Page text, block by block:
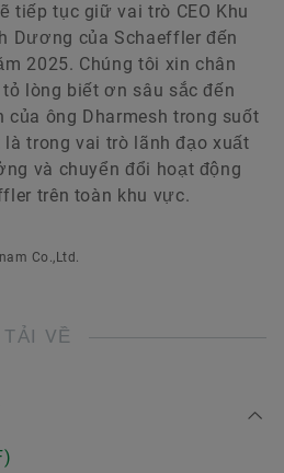
tiếp tục giữ vai trò CEO Khu
Dương của Schaeffler đến
2025. Chúng tôi xin chân
lòng biết ơn sâu sắc đến
ông Dharmesh trong suốt
trong vai trò lãnh đạo xuất
và chuyển đổi hoạt động
trên toàn khu vực.
Co.,Ltd.
TẢI VỀ